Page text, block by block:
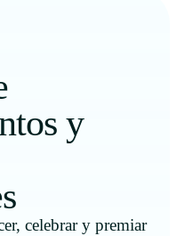
y
celebrar y premiar